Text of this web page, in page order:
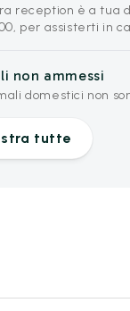
reception è a tua
per assisterti in
non ammessi
domestici non
tutte